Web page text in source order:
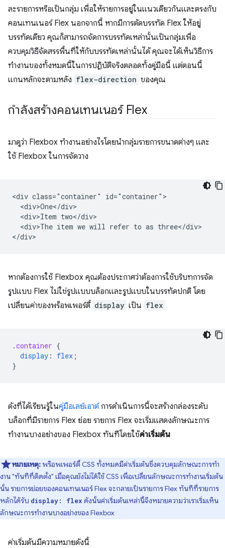
ละรายการหรือเป็นกลุ่ม เพื่อให้รายการอยู่ในแนวเดียวกันและตรงกับ
คอนเทนเนอร์ Flex นอกจากนี้ หากมีการตัดบรรทัด Flex ให้อยู่
บรรทัดเดียว คุณก็สามารถจัดการบรรทัดเหล่านั้นเป็นกลุ่มเพื่อ
ควบคุมวิธีจัดสรรพื้นที่ให้กับบรรทัดเหล่านั้นได้ คุณจะได้เห็นวิธีการ
ทำงานของทั้งหมดนี้ในการปฏิบัติจริงตลอดทั้งคู่มือนี้ แต่ตอนนี้
แกนหลักจะตามหลัง flex-direction ของคุณ
กำลังสร้างคอนเทนเนอร์ Flex
มาดูว่า Flexbox ทำงานอย่างไรโดยนำกลุ่มรายการขนาดต่างๆ และ
ใช้ Flexbox ในการจัดวาง
<div class="container" id="container">
  <div>One</div>
  <div>Item two</div>
  <div>The item we will refer to as three</div>
หากต้องการใช้ Flexbox คุณต้องประกาศว่าต้องการใช้บริบทการจัด
รูปแบบ Flex ไม่ใช่รูปแบบบล็อกและรูปแบบในบรรทัดปกติ โดย
เปลี่ยนค่าของพร็อพเพอร์ตี้ display เป็น flex
.container {
display : flex ;
}
ดังที่ได้เรียนรู้ในคู่มือเลย์เอาต์การดำเนินการนี้จะสร้างกล่องระดับ
บล็อกที่มีรายการ Flex ย่อย รายการ Flex จะเริ่มแสดงลักษณะการ
ทำงานบางอย่างของ Flexbox ทันทีโดยใช้ค่าเริ่มต้น
หมายเหตุ: พร็อพเพอร์ตี้ CSS ทั้งหมดมีค่าเริ่มต้นซึ่งควบคุมลักษณะการทํา
งาน "ทันทีที่ติดตั้ง" เมื่อคุณยังไม่ได้ใช้ CSS เพื่อเปลี่ยนลักษณะการทํางานเริ่มต้น
นั้น รายการย่อยของคอนเทนเนอร์ Flex จะกลายเป็นรายการ Flex ทันทีที่รายการ
หลักได้รับ display: flex ดังนั้นค่าเริ่มต้นเหล่านี้จึงหมายความว่าเราเริ่มเห็น
ลักษณะการทำงานบางอย่างของ Flexbox
ค่าเริ่มต้นมีความหมายดังนี้